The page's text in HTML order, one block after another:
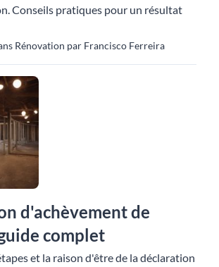
Conseils pratiques pour un résultat
Rénovation par Francisco Ferreira
d'achèvement de
complet
et la raison d'être de la déclaration